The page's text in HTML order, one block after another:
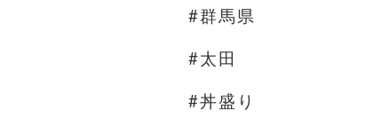
#群馬県
#太田
#丼盛り